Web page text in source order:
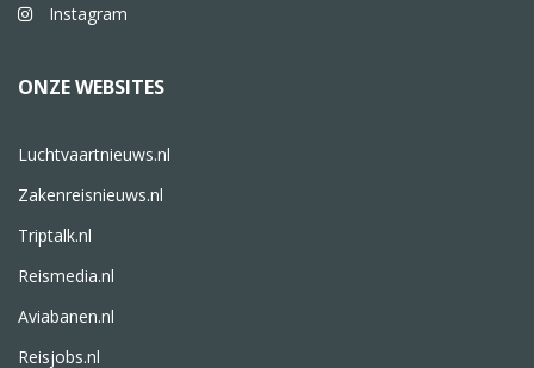
Instagram
ONZE WEBSITES
Luchtvaartnieuws.nl
Zakenreisnieuws.nl
Triptalk.nl
Reismedia.nl
Aviabanen.nl
Reisjobs.nl